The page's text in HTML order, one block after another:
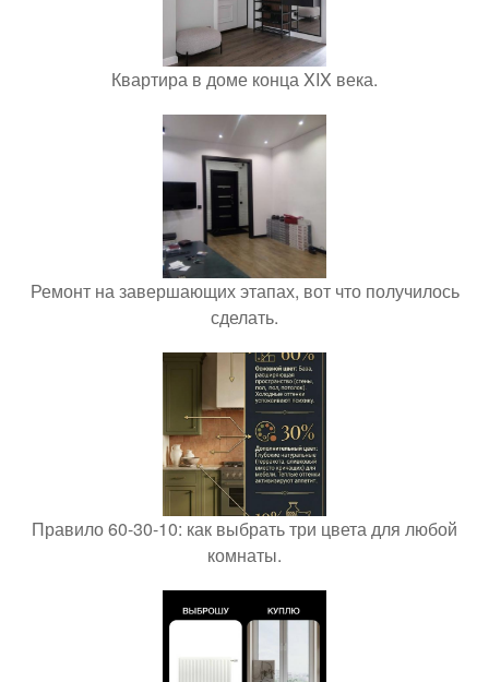
Квартира в доме конца XIX века.
Ремонт на завершающих этапах, вот что получилось
сделать.
Правило 60-30-10: как выбрать три цвета для любой
комнаты.